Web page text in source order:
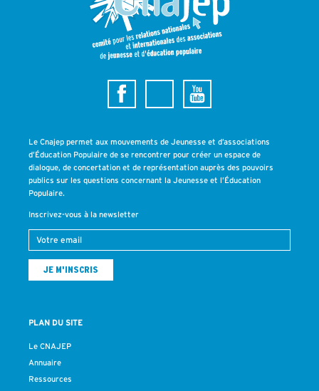
Le Cnajep permet aux mouvements de Jeunesse et d’associations
d’Éducation Populaire de se rencontrer pour créer un espace de
dialogue, de concertation et de représentation auprès des pouvoirs
publics sur les questions concernant la Jeunesse et l’Éducation
Populaire.
Inscrivez-vous à la newsletter
PLAN DU SITE
Le CNAJEP
Annuaire
Ressources